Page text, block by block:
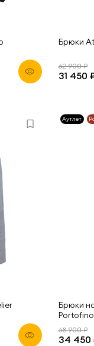
Брюки
62 900 ₽
31 450
Аутлет
Брюки
Portofino
68 900 ₽
34 450